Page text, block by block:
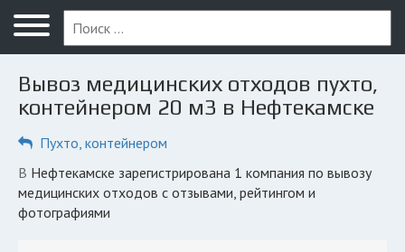
Меню
Главная
Вопрос юристу
Компании
Вывоз медицинских отходов пухто,
контейнером 20 м3 в Нефтекамске
Пухто, контейнером
в Нефтекамске зарегистрирована 1 компания по вывозу
медицинских отходов с отзывами, рейтингом и
фотографиями